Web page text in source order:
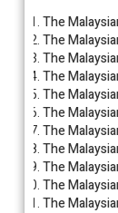
The
The
The
The
The
The
The
The
The
The
The